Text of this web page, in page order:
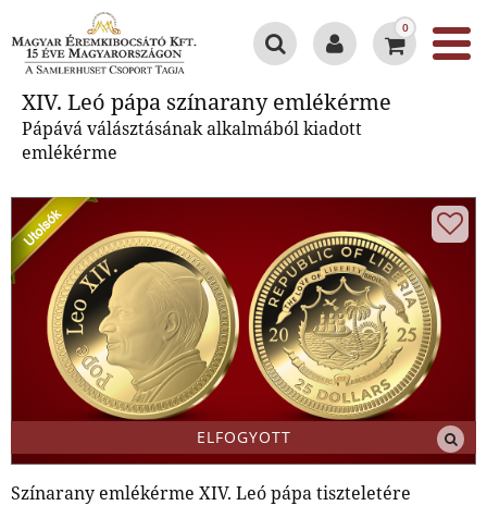
0
XIV. Leó pápa színarany emlékérme
Pápává válásztásának alkalmából kiadott
emlékérme
ELFOGYOTT
Színarany emlékérme XIV. Leó pápa tiszteletére
XIV. Leó pápa színarany
emlékérme